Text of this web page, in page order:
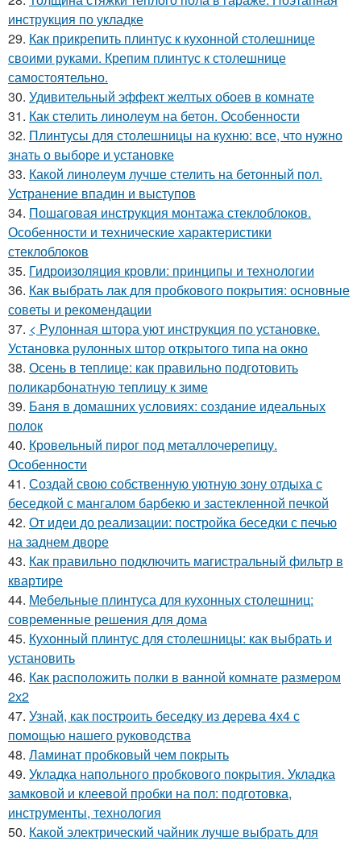
инструкция по укладке
29. Как прикрепить плинтус к кухонной столешнице
своими руками. Крепим плинтус к столешнице
самостоятельно.
30. Удивительный эффект желтых обоев в комнате
31. Как стелить линолеум на бетон. Особенности
32. Плинтусы для столешницы на кухню: все, что нужно
знать о выборе и установке
33. Какой линолеум лучше стелить на бетонный пол.
Устранение впадин и выступов
34. Пошаговая инструкция монтажа стеклоблоков.
Особенности и технические характеристики
стеклоблоков
35. Гидроизоляция кровли: принципы и технологии
36. Как выбрать лак для пробкового покрытия: основные
советы и рекомендации
37. < Рулонная штора уют инструкция по установке.
Установка рулонных штор открытого типа на окно
38. Осень в теплице: как правильно подготовить
поликарбонатную теплицу к зиме
39. Баня в домашних условиях: создание идеальных
полок
40. Кровельный пирог под металлочерепицу.
Особенности
41. Создай свою собственную уютную зону отдыха с
беседкой с мангалом барбекю и застекленной печкой
42. От идеи до реализации: постройка беседки с печью
на заднем дворе
43. Как правильно подключить магистральный фильтр в
квартире
44. Мебельные плинтуса для кухонных столешниц:
современные решения для дома
45. Кухонный плинтус для столешницы: как выбрать и
установить
46. Как расположить полки в ванной комнате размером
2х2
47. Узнай, как построить беседку из дерева 4х4 с
помощью нашего руководства
48. Ламинат пробковый чем покрыть
49. Укладка напольного пробкового покрытия. Укладка
замковой и клеевой пробки на пол: подготовка,
инструменты, технология
50. Какой электрический чайник лучше выбрать для